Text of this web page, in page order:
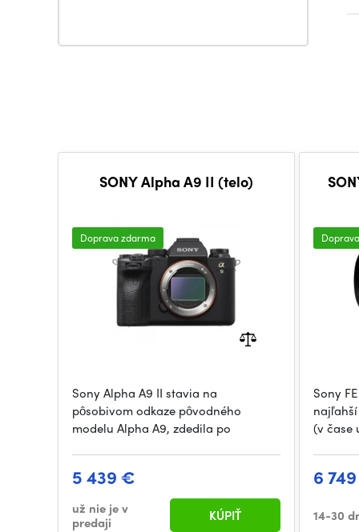
SONY Alpha A9 II (telo)
Doprava zdarma
Sony Alpha A9 II stavia na
pôsobivom odkaze pôvodného
modelu Alpha A9, zdedila po
5 439 €
už nie je v
predaji
KÚPIŤ
Sony
(v čase
6
14-30